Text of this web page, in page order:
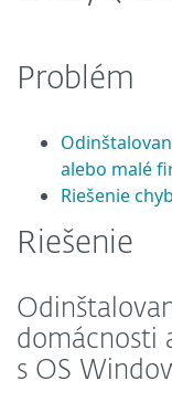
Problém
alebo malé
Riešenie
Riešenie
domácnosti
s OS